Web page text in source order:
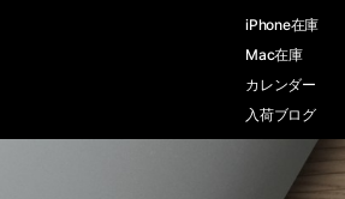
iPhone在庫
Mac在庫
カレンダー
入荷ブログ